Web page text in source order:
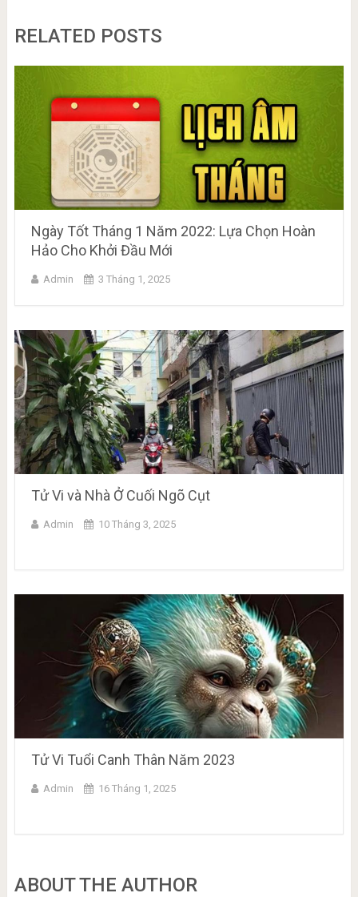
RELATED POSTS
Ngày Tốt Tháng 1 Năm 2022: Lựa Chọn Hoàn
Hảo Cho Khởi Đầu Mới
Admin 3 Tháng 1, 2025
Tử Vi và Nhà Ở Cuối Ngõ Cụt
Admin 10 Tháng 3, 2025
Tử Vi Tuổi Canh Thân Năm 2023
Admin 16 Tháng 1, 2025
ABOUT THE AUTHOR